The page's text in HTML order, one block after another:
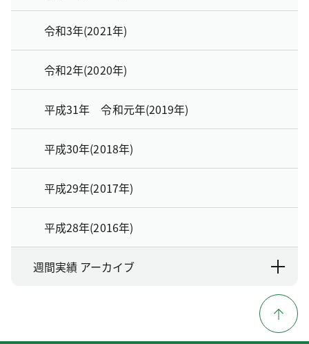
令和3年(2021年)
令和2年(2020年)
平成31年 令和元年(2019年)
平成30年(2018年)
平成29年(2017年)
平成28年(2016年)
週間実績 アーカイブ